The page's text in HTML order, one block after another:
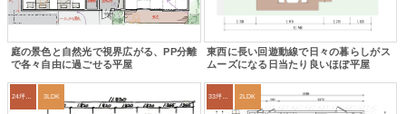
庭の景色と自然光で視界広がる、PP分離
で各々自由に過ごせる平屋
東西に長い回遊動線で日々の暮らしがス
ムーズになる日当たり良いほぼ平屋
3LDK 33坪～36坪 2LDK